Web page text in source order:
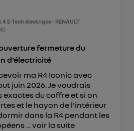
4 E-Tech électrique - RENAULT
fermeture du
d'électricité
ma R4 Iconic avec
juin 2026. Je voudrais
exactes du coffre et si on
et le hayon de l'intérieur
dans la R4 pendant les
...voir la suite